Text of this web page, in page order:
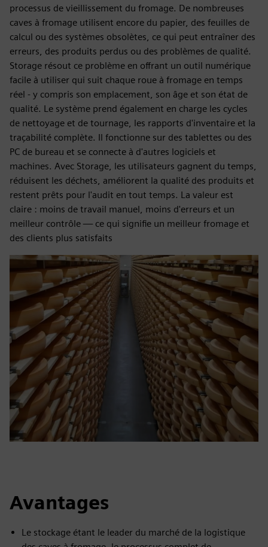
processus de vieillissement du fromage. De nombreuses
caves à fromage utilisent encore du papier, des feuilles de
calcul ou des systèmes obsolètes, ce qui peut entraîner des
erreurs, des produits perdus ou des problèmes de qualité.
Storage résout ce problème en offrant un outil numérique
facile à utiliser qui suit chaque roue à fromage en temps
réel - y compris son emplacement, son âge et son état de
qualité. Le système prend également en charge les cycles
de nettoyage et de tournage, les rapports d'inventaire et la
traçabilité complète. Il fonctionne sur des tablettes ou des
PC de bureau et se connecte à d'autres logiciels et
machines. Avec Storage, les utilisateurs gagnent du temps,
réduisent les déchets, améliorent la qualité des produits et
restent prêts pour l'audit en tout temps. La valeur est
claire : moins de travail manuel, moins d'erreurs et un
meilleur contrôle — ce qui signifie un meilleur fromage et
des clients plus satisfaits
Avantages
Le stockage étant le leader du marché de la logistique